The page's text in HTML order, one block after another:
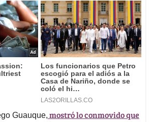
Guauque, mostró lo conmovido que